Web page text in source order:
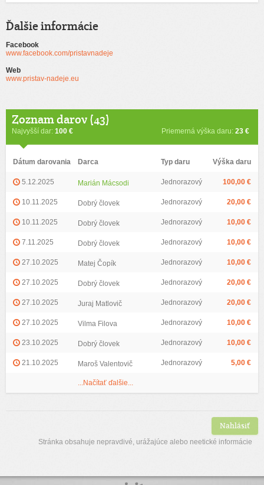
Ďalšie informácie
Facebook
www.facebook.com/pristavnadeje
Web
www.pristav-nadeje.eu
Zoznam darov (43)
Najvyšší dar: 100 € Priemerná výška daru: 23 €
Dátum darovania Darca Typ daru Výška daru
5.12.2025 Marián Mácsodi Jednorazový 100,00 €
10.11.2025 Dobrý človek Jednorazový 20,00 €
10.11.2025 Dobrý človek Jednorazový 10,00 €
7.11.2025 Dobrý človek Jednorazový 10,00 €
27.10.2025 Matej Čopík Jednorazový 10,00 €
27.10.2025 Dobrý človek Jednorazový 20,00 €
27.10.2025 Juraj Matlovič Jednorazový 20,00 €
27.10.2025 Vilma Filova Jednorazový 10,00 €
23.10.2025 Dobrý človek Jednorazový 10,00 €
21.10.2025 Maroš Valentovič Jednorazový 5,00 €
...Načítať ďalšie...
Nahlásiť
Stránka obsahuje nepravdivé, urážajúce alebo neetické informácie